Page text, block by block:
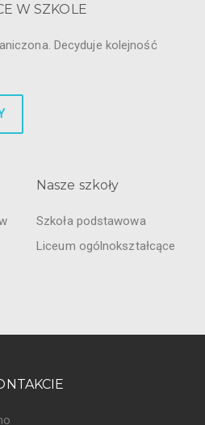
W SZKOLE
Decyduje kolejność
Nasze szkoły
Szkoła podstawowa
Liceum ogólnokształcące